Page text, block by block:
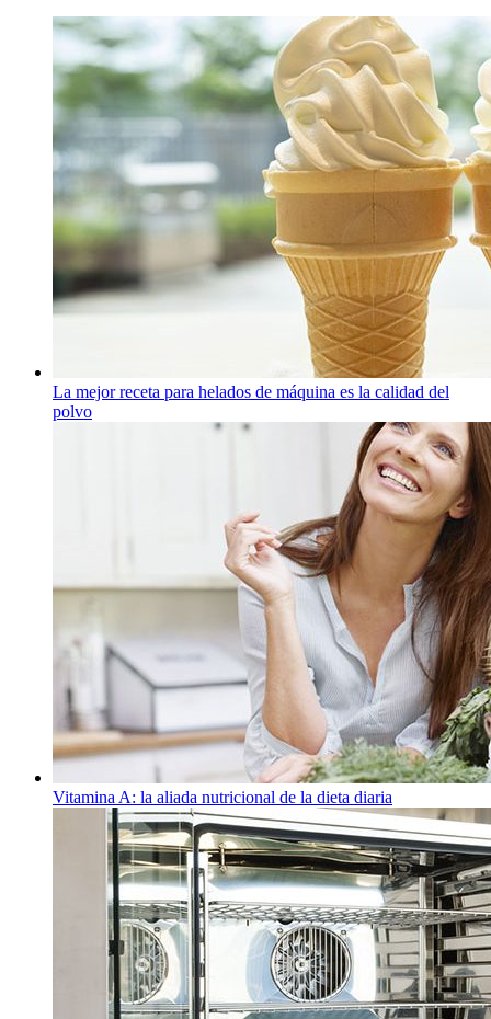
La mejor receta para helados de máquina es la calidad del
polvo
Vitamina A: la aliada nutricional de la dieta diaria